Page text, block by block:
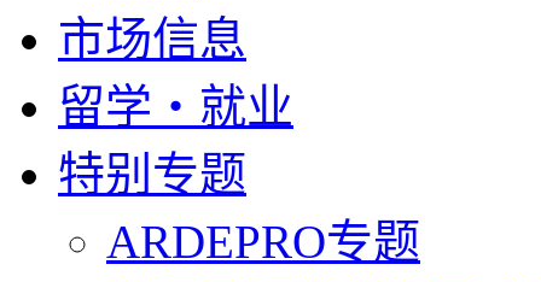
市场信息
留学・就业
特别专题
ARDEPRO专题